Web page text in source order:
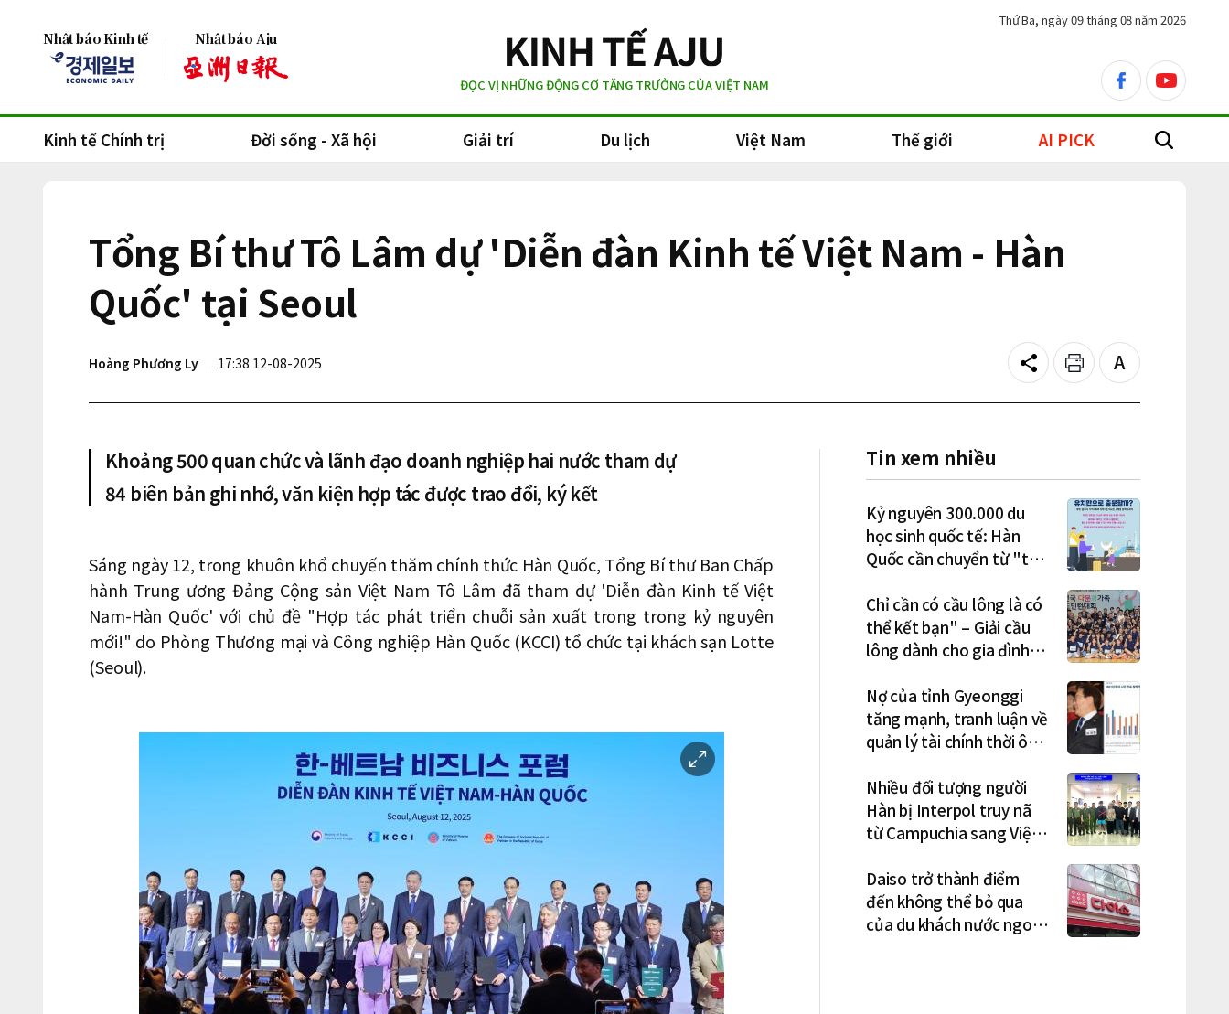
Nhật báo Kinh tế Nhật báo Aju
ĐỌC VỊ NHỮNG ĐỘNG CƠ TĂNG TRƯỞNG CỦA VIỆT NAM
facebookyoutube
Thứ Ba, ngày 09 tháng 08 năm 2026
Kinh tế Chính trị Đời sống - Xã hội Giải trí Du lịch Việt Nam Thế giới AI PICK search
Tổng Bí thư Tô Lâm dự 'Diễn đàn Kinh tế Việt Nam - Hàn
Quốc' tại Seoul
Hoàng Phương Ly 17:38 12-08-2025 Share Print
Text
size
Khoảng 500 quan chức và lãnh đạo doanh nghiệp hai nước tham dự
84 biên bản ghi nhớ, văn kiện hợp tác được trao đổi, ký kết
Sáng ngày 12, trong khuôn khổ chuyến thăm chính thức Hàn Quốc, Tổng Bí thư Ban Chấp
hành Trung ương Đảng Cộng sản Việt Nam Tô Lâm đã tham dự 'Diễn đàn Kinh tế Việt
Nam-Hàn Quốc' với chủ đề "Hợp tác phát triển chuỗi sản xuất trong trong kỷ nguyên
mới!" do Phòng Thương mại và Công nghiệp Hàn Quốc (KCCI) tổ chức tại khách sạn Lotte
(Seoul).
이
미
Tin xem nhiều
Kỷ nguyên 300.000 du
học sinh quốc tế: Hàn
Quốc cần chuyển từ "thu
việc làm – định cư"
Chỉ cần có cầu lông là có
thể kết bạn" – Giải cầu
lông dành cho gia đình
Nợ của tỉnh Gyeonggi
tăng mạnh, tranh luận về
quản lý tài chính thời ông
Nhiều đối tượng người
Hàn bị Interpol truy nã
từ Campuchia sang Việt
Daiso trở thành điểm
đến không thể bỏ qua
của du khách nước ngoài